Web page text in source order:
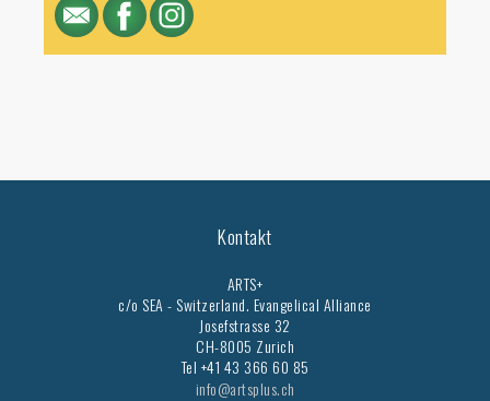
Kontakt
ARTS+
c/o SEA - Switzerland. Evangelical Alliance
Josefstrasse 32
CH-8005 Zurich
Tel +41 43 366 60 85
info@artsplus.ch